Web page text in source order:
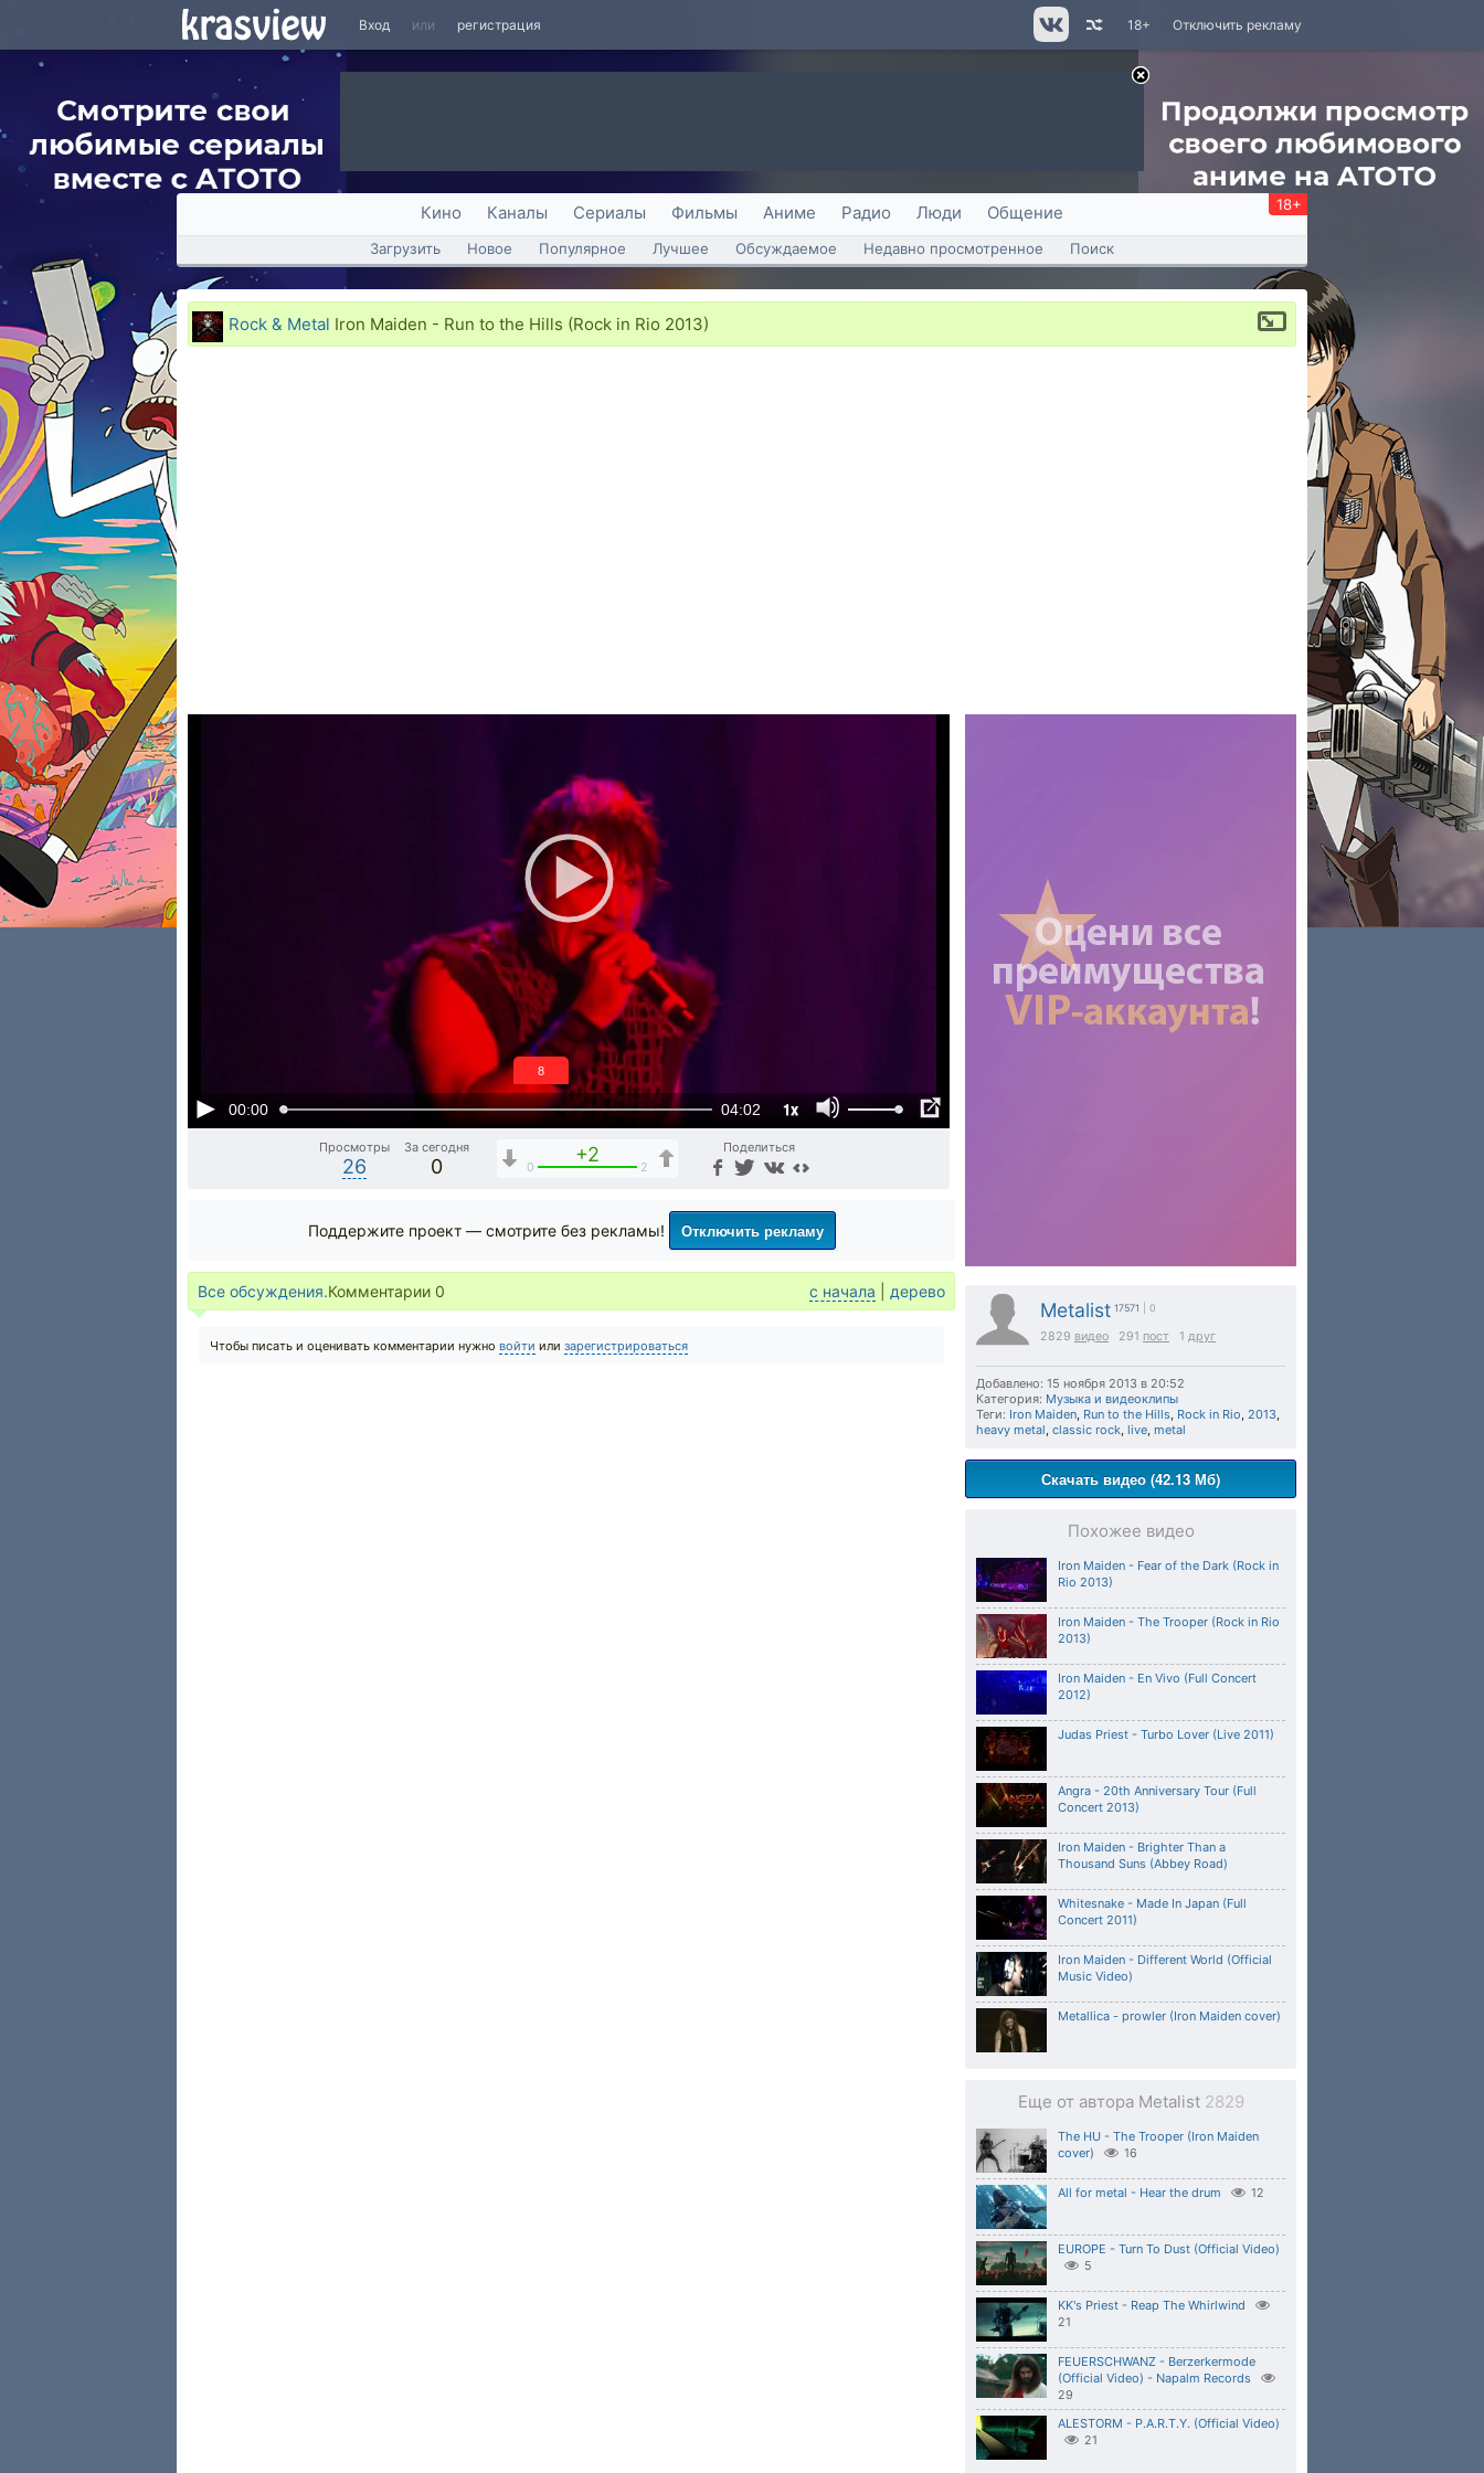
Вход или регистрация Отключить рекламу
18+
Кино Каналы Сериалы Фильмы Аниме Радио Люди Общение 18+
Загрузить Новое Популярное Лучшее Обсуждаемое Недавно просмотренное Поиск
Rock & Metal Iron Maiden - Run to the Hills (Rock in Rio 2013)
00:00 04:02 1x
7
Просмотры
26
За сегодня
0
+2
0 2
Поделиться
Metalist 17571 | 0
2829 видео 291 пост 1 друг
Добавлено: 15 ноября 2013 в 20:52
Категория: Музыка и видеоклипы
Теги: Iron Maiden, Run to the Hills, Rock in Rio, 2013,
heavy metal, classic rock, live, metal
Скачать видео (42.13 Мб)
Похожее видео
Iron Maiden - Fear of the Dark (Rock in
Rio 2013)
Iron Maiden - The Trooper (Rock in Rio
2013)
Iron Maiden - En Vivo (Full Concert
2012)
Judas Priest - Turbo Lover (Live 2011)
Angra - 20th Anniversary Tour (Full
Concert 2013)
Iron Maiden - Brighter Than a
Thousand Suns (Abbey Road)
Whitesnake - Made In Japan (Full
Concert 2011)
Iron Maiden - Different World (Official
Music Video)
Metallica - prowler (Iron Maiden cover)
Еще от автора Metalist 2829
The HU - The Trooper (Iron Maiden
cover)
16
All for metal - Hear the drum 12
EUROPE - Turn To Dust (Official Video)
5
KK's Priest - Reap The Whirlwind
21
FEUERSCHWANZ - Berzerkermode
(Official Video) - Napalm Records
29
ALESTORM - P.A.R.T.Y. (Official Video)
21
Поддержите проект — смотрите без рекламы! Отключить рекламу
Все обсуждения.Комментарии 0 с начала дерево
Чтобы писать и оценивать комментарии нужно войти или зарегистрироваться